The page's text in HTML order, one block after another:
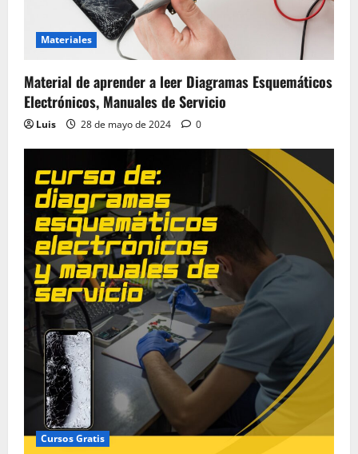
Materiales
Material de aprender a leer Diagramas Esquemáticos
Electrónicos, Manuales de Servicio
Luis 28 de mayo de 2024 0
Cursos Gratis